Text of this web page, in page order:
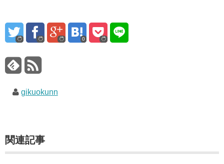
0
gikuokunn
関連記事